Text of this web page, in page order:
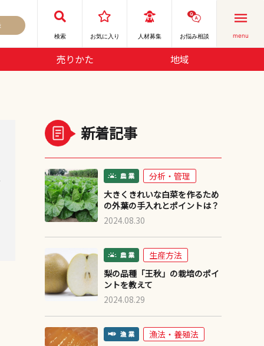
検索 お気に⼊り 人材募集 お悩み相談 menu
売りかた 地域
新着記事
分析・管理
大きくきれいな白菜を作るため
の外葉の手入れとポイントは？
2024.08.30
生産方法
梨の品種「王秋」の栽培のポイ
ントを教えて
2024.08.29
漁法・養殖法